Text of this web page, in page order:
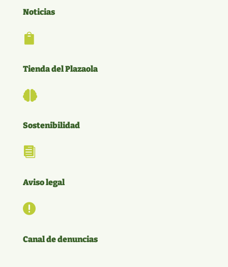
Noticias

Tienda del Plazaola

Sostenibilidad

Aviso legal

Canal de denuncias